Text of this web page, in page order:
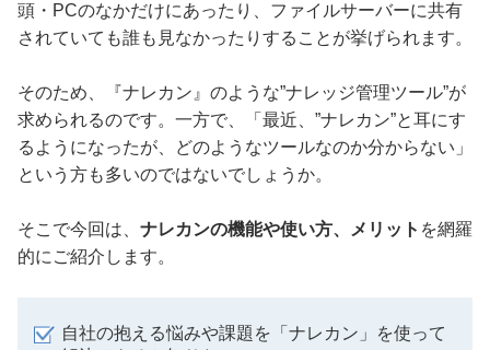
頭・PCのなかだけにあったり、ファイルサーバーに共有
されていても誰も見なかったりすることが挙げられます。
そのため、『ナレカン』のような”ナレッジ管理ツール”が
求められるのです。一方で、「最近、”ナレカン”と耳にす
るようになったが、どのようなツールなのか分からない」
という方も多いのではないでしょうか。
そこで今回は、 ナレカンの機能や使い方、メリット を網羅
的にご紹介します。
自社の抱える悩みや課題を「ナレカン」を使って